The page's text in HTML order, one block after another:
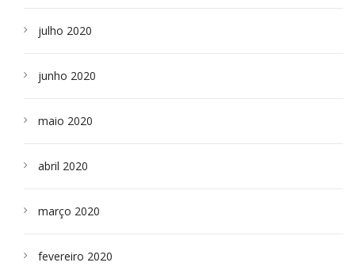
julho 2020
junho 2020
maio 2020
abril 2020
março 2020
fevereiro 2020